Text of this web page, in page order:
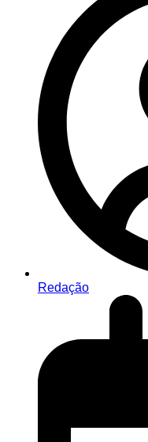
Redação